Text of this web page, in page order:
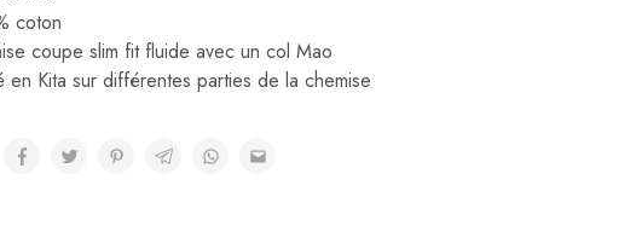
coton
coupe slim fit fluide avec un col Mao
en Kita sur différentes parties de la chemise